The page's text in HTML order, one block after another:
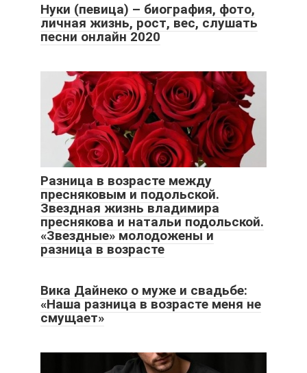
Нуки (певица) – биография, фото,
личная жизнь, рост, вес, слушать
песни онлайн 2020
Разница в возрасте между
пресняковым и подольской.
Звездная жизнь владимира
преснякова и натальи подольской.
«Звездные» молодожены и
разница в возрасте
Вика Дайнеко о муже и свадьбе:
«Наша разница в возрасте меня не
смущает»